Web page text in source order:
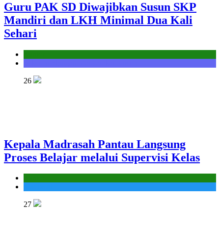
Guru PAK SD Diwajibkan Susun SKP
Mandiri dan LKH Minimal Dua Kali
Sehari
26
Kepala Madrasah Pantau Langsung
Proses Belajar melalui Supervisi Kelas
27